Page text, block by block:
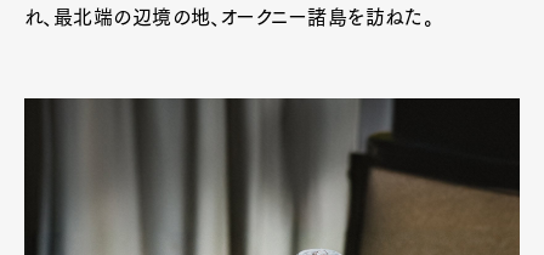
れ、最北端の辺境の地、オークニー諸島を訪ねた。